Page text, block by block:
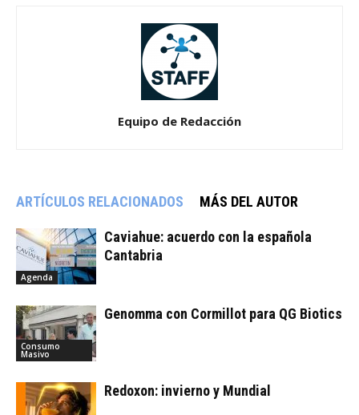
Equipo de Redacción
ARTÍCULOS RELACIONADOS MÁS DEL AUTOR
Agenda
Caviahue: acuerdo con la española
Cantabria
Consumo
Masivo
Genomma con Cormillot para QG Biotics
Redoxon: invierno y Mundial